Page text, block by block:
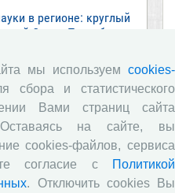
в регионе: круглый
Санкт‑Петербурга
участие в
французского
ИНП РАН)
Все сообщения »
мы используем cookies-
и статистического
Вами страниц сайта
на сайте, вы
cookies-файлов, сервиса
согласие с
Политикой
. Отключить cookies Вы